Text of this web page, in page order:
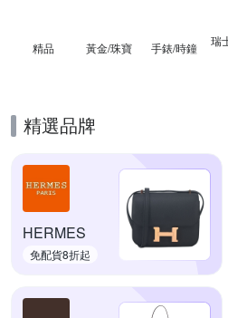
精品 黃金/珠寶 手錶/時鐘
瑞
精選品牌
HERMES
免配貨8折起